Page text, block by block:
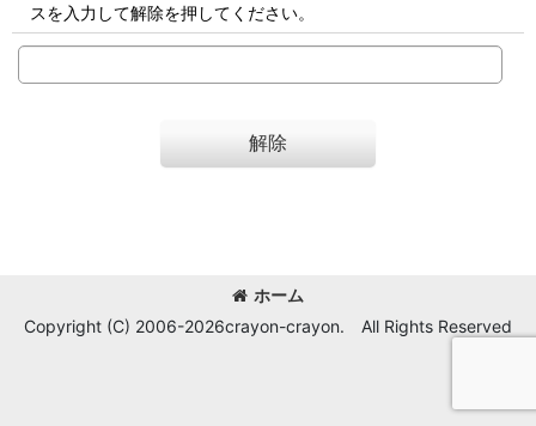
スを入力して解除を押してください。
解除
ホーム
Copyright (C) 2006-2026crayon-crayon. All Rights Reserved